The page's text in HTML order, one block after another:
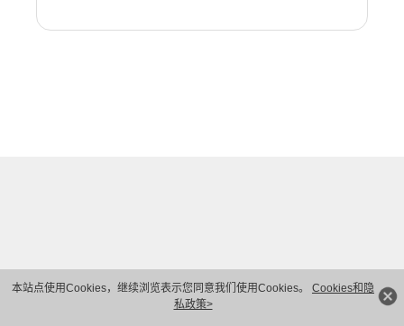
本站点使用Cookies，继续浏览表示您同意我们使用Cookies。 Cookies和隐
私政策>